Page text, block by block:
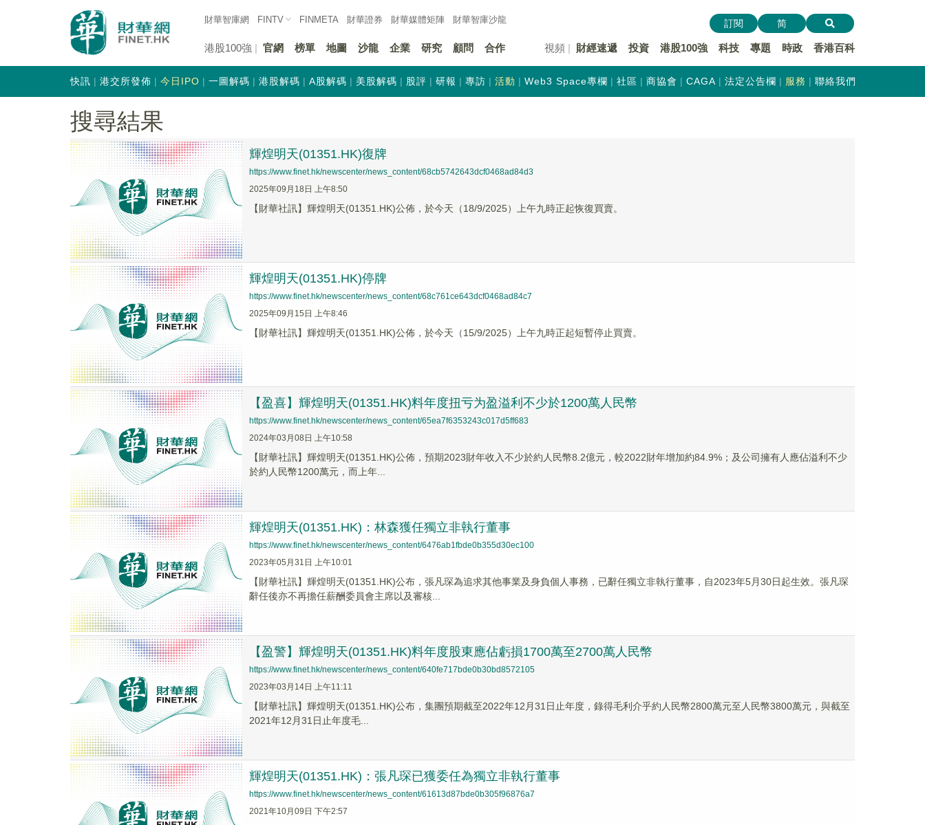
財華智庫網 FINTV FINMETA 財華證券 財華媒體矩陣 財華智庫沙龍
港股100強 官網 榜單 地圖 沙龍 企業 研究 顧問 合作 視頻 財經速遞 投資 港股100強 科技 專題 時政 香港百科
訂閱 简
快訊 港交所發佈 今日IPO 一圖解碼 港股解碼 A股解碼 美股解碼 股評 研報 專訪 活動 Web3 Space專欄 社區 商協會 CAGA 法定公告欄 服務 聯絡我們
搜尋結果
輝煌明天(01351.HK)復牌
https://www.finet.hk/newscenter/news_content/68cb5742643dcf0468ad84d3
2025年09月18日 上午8:50
【財華社訊】輝煌明天(01351.HK)公佈，於今天（18/9/2025）上午九時正起恢復買賣。
輝煌明天(01351.HK)停牌
https://www.finet.hk/newscenter/news_content/68c761ce643dcf0468ad84c7
2025年09月15日 上午8:46
【財華社訊】輝煌明天(01351.HK)公佈，於今天（15/9/2025）上午九時正起短暫停止買賣。
【盈喜】輝煌明天(01351.HK)料年度扭亏为盈溢利不少於1200萬人民幣
https://www.finet.hk/newscenter/news_content/65ea7f6353243c017d5ff683
2024年03月08日 上午10:58
【財華社訊】輝煌明天(01351.HK)公佈，預期2023財年收入不少於約人民幣8.2億元，較2022財年增加約84.9%；及公司擁有人應佔溢利不少
於約人民幣1200萬元，而上年...
輝煌明天(01351.HK)：林森獲任獨立非執行董事
https://www.finet.hk/newscenter/news_content/6476ab1fbde0b355d30ec100
2023年05月31日 上午10:01
【財華社訊】輝煌明天(01351.HK)公布，張凡琛為追求其他事業及身負個人事務，已辭任獨立非執行董事，自2023年5月30日起生效。張凡琛
辭任後亦不再擔任薪酬委員會主席以及審核...
【盈警】輝煌明天(01351.HK)料年度股東應佔虧損1700萬至2700萬人民幣
https://www.finet.hk/newscenter/news_content/640fe717bde0b30bd8572105
2023年03月14日 上午11:11
【財華社訊】輝煌明天(01351.HK)公布，集團預期截至2022年12月31日止年度，錄得毛利介乎約人民幣2800萬元至人民幣3800萬元，與截至
2021年12月31日止年度毛...
輝煌明天(01351.HK)：張凡琛已獲委任為獨立非執行董事
https://www.finet.hk/newscenter/news_content/61613d87bde0b305f96876a7
2021年10月09日 下午2:57